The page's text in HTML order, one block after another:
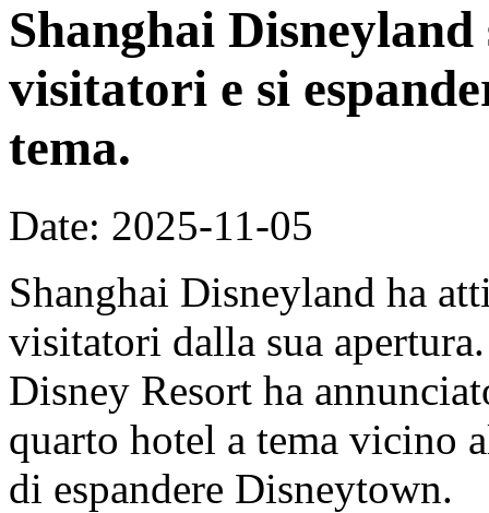
Shanghai
visitatori e si
tema.
Date: 2025-11-05
Shanghai Disneyland ha
visitatori dalla sua
Disney Resort ha
quarto hotel a tema vicino
di espandere Disneytown.